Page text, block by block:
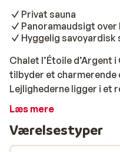
Privat sauna
Panoramaudsigt over
Hyggelig savoyardisk
Chalet l’Étoile d’Argent
tilbyder et charmerende
Lejlighederne ligger i et
centrum, med skibussen
Indenfor er der en varm
masser af træ,
Læs mere
Værelsestyper